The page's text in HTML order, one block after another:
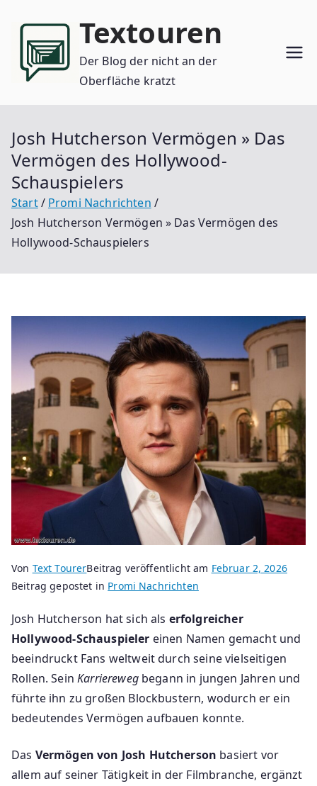
Inhalt
springen
Textouren
Der Blog der nicht an der
Oberfläche kratzt
Josh Hutcherson Vermögen » Das
Vermögen des Hollywood-
Schauspielers
Start
Promi Nachrichten
Josh Hutcherson Vermögen » Das Vermögen des
Hollywood-Schauspielers
Von Text TourerBeitrag veröffentlicht am Februar 2, 2026
Beitrag gepostet in Promi Nachrichten
Josh Hutcherson hat sich als erfolgreicher
Hollywood-Schauspieler einen Namen gemacht und
beeindruckt Fans weltweit durch seine vielseitigen
Rollen. SeinKarrierewegbegann in jungen Jahren und
führte ihn zu großen Blockbustern, wodurch er ein
bedeutendes Vermögen aufbauen konnte.
Das Vermögen von Josh Hutcherson basiert vor
allem auf seiner Tätigkeit in der Filmbranche, ergänzt